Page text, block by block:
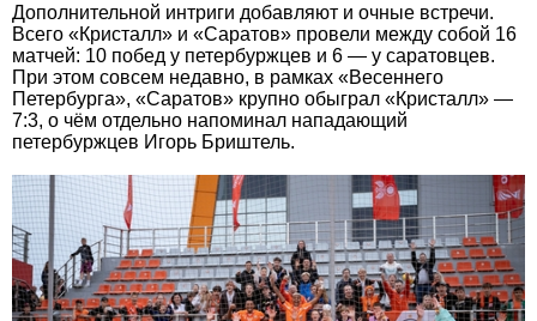
Дополнительной интриги добавляют и очные встречи.
Всего «Кристалл» и «Саратов» провели между собой 16
матчей: 10 побед у петербуржцев и 6 — у саратовцев.
При этом совсем недавно, в рамках «Весеннего
Петербурга», «Саратов» крупно обыграл «Кристалл» —
7:3, о чём отдельно напоминал нападающий
петербуржцев Игорь Бриштель.